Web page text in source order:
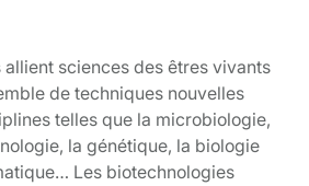
sciences des êtres vivants
de techniques nouvelles
telles que la microbiologie,
la génétique, la biologie
Les biotechnologies